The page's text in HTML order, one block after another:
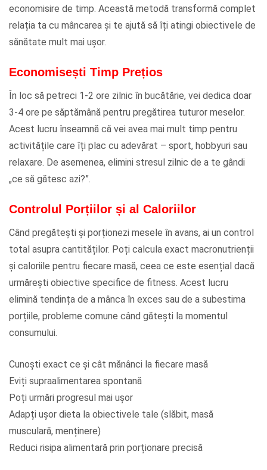
economisire de timp. Această metodă transformă complet
relația ta cu mâncarea și te ajută să îți atingi obiectivele de
sănătate mult mai ușor.
Economisești Timp Prețios
În loc să petreci 1-2 ore zilnic în bucătărie, vei dedica doar
3-4 ore pe săptămână pentru pregătirea tuturor meselor.
Acest lucru înseamnă că vei avea mai mult timp pentru
activitățile care îți plac cu adevărat – sport, hobbyuri sau
relaxare. De asemenea, elimini stresul zilnic de a te gândi
„ce să gătesc azi?”.
Controlul Porțiilor și al Caloriilor
Când pregătești și porționezi mesele în avans, ai un control
total asupra cantităților. Poți calcula exact macronutrienții
și caloriile pentru fiecare masă, ceea ce este esențial dacă
urmărești obiective specifice de fitness. Acest lucru
elimină tendința de a mânca în exces sau de a subestima
porțiile, probleme comune când gătești la momentul
consumului.
Cunoști exact ce și cât mănânci la fiecare masă
Eviți supraalimentarea spontană
Poți urmări progresul mai ușor
Adapți ușor dieta la obiectivele tale (slăbit, masă
musculară, menținere)
Reduci risipa alimentară prin porționare precisă